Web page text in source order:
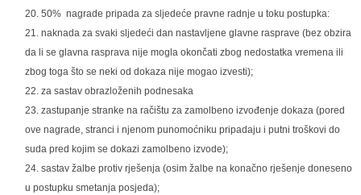
50% nagrade pripada za sljedeće pravne radnje u toku postupka:
naknada za svaki sljedeći dan nastavljene glavne rasprave (bez obzira
da li se glavna rasprava nije mogla okončati zbog nedostatka vremena ili
zbog toga što se neki od dokaza nije mogao izvesti);
za sastav obrazloženih podnesaka
zastupanje stranke na račištu za zamolbeno izvođenje dokaza (pored
ove nagrade, stranci i njenom punomoćniku pripadaju i putni troškovi do
suda pred kojim se dokazi zamolbeno izvode);
sastav žalbe protiv rješenja (osim žalbe na konačno rješenje doneseno
u postupku smetanja posjeda);